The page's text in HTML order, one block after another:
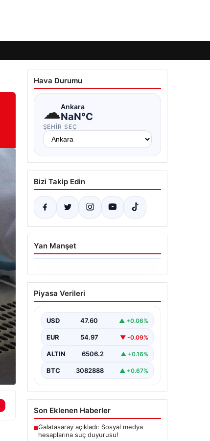
Hava Durumu
☁Ankara
NaN°C
ŞEHIR SEÇ
Bizi Takip Edin
Yan Manşet
06.08.2026
Ertuğrul Özkök’ün
Hakaret İddialarına İfade
Ünlü gazeteci ve yazar Ertuğrul
iddialarıyla yürütülen soruşturma
Piyasa Verileri
USD 47.60 ▲ +0.06%
EUR 54.97 ▼ -0.09%
ALTIN 6506.2 ▲ +0.16%
BTC 3082888 ▲ +0.67%
Son Eklenen Haberler
■Galatasaray açıkladı: Sosyal medya
hesaplarına suç duyurusu!